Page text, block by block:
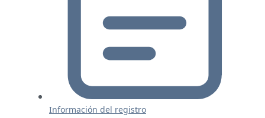
Información del registro